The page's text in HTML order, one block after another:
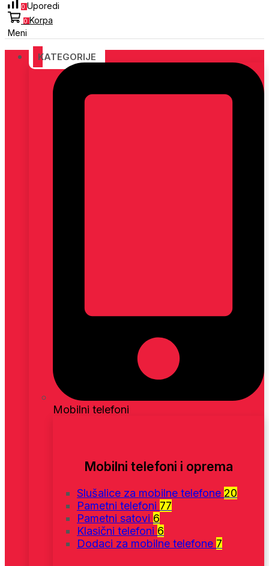
0 Uporedi
0 Korpa
Meni
KATEGORIJE
Mobilni telefoni
Mobilni telefoni i oprema
Slušalice za mobilne telefone 20
Pametni telefoni 77
Pametni satovi 6
Klasični telefoni 6
Dodaci za mobilne telefone 7